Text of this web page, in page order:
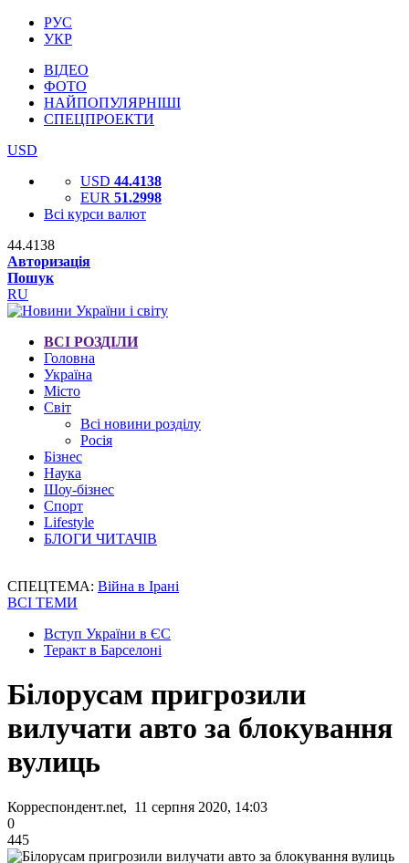
РУС
УКР
ВІДЕО
ФОТО
НАЙПОПУЛЯРНІШІ
СПЕЦПРОЕКТИ
USD
USD 44.4138
EUR 51.2998
Всі курси валют
44.4138
Авторизація
Пошук
RU
ВСІ РОЗДІЛИ
Головна
Україна
Місто
Світ
Всі новини розділу
Росія
Бізнес
Наука
Шоу-бізнес
Спорт
Lifestyle
БЛОГИ ЧИТАЧІВ
СПЕЦТЕМА: Війна в Ірані
ВСІ ТЕМИ
Вступ України в ЄС
Теракт в Барселоні
Білорусам пригрозили
вилучати авто за блокування
вулиць
Корреспондент.net, 11 серпня 2020, 14:03
0
445